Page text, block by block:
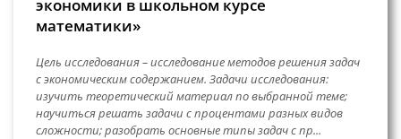
экономики в школьном курсе
математики»
Цель исследования – исследование методов решения задач
с экономическим содержанием. Задачи исследования:
изучить теоретический материал по выбранной теме;
научиться решать задачи с процентами разных видов
сложности; разобрать основные типы задач с пр...